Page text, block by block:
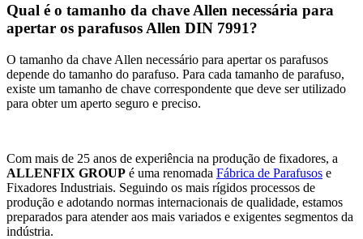
Qual é o tamanho da chave Allen necessária para
apertar os parafusos Allen DIN 7991?
O tamanho da chave Allen necessário para apertar os parafusos
depende do tamanho do parafuso. Para cada tamanho de parafuso,
existe um tamanho de chave correspondente que deve ser utilizado
para obter um aperto seguro e preciso.
Com mais de 25 anos de experiência na produção de fixadores, a
ALLENFIX GROUP é uma renomada Fábrica de Parafusos e
Fixadores Industriais. Seguindo os mais rígidos processos de
produção e adotando normas internacionais de qualidade, estamos
preparados para atender aos mais variados e exigentes segmentos da
indústria.